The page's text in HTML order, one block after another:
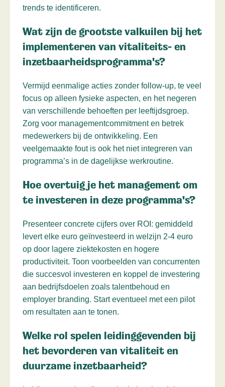
trends te identificeren.
Wat zijn de grootste valkuilen bij het
implementeren van vitaliteits- en
inzetbaarheidsprogramma's?
Vermijd eenmalige acties zonder follow-up, te veel
focus op alleen fysieke aspecten, en het negeren
van verschillende behoeften per leeftijdsgroep.
Zorg voor managementcommitment en betrek
medewerkers bij de ontwikkeling. Een
veelgemaakte fout is ook het niet integreren van
programma’s in de dagelijkse werkroutine.
Hoe overtuig je het management om
te investeren in deze programma's?
Presenteer concrete cijfers over ROI: gemiddeld
levert elke euro geïnvesteerd in welzijn 2-4 euro
op door lagere ziektekosten en hogere
productiviteit. Toon voorbeelden van concurrenten
die succesvol investeren en koppel de investering
aan bedrijfsdoelen zoals talentbehoud en
employer branding. Start eventueel met een pilot
om resultaten aan te tonen.
Welke rol spelen leidinggevenden bij
het bevorderen van vitaliteit en
duurzame inzetbaarheid?